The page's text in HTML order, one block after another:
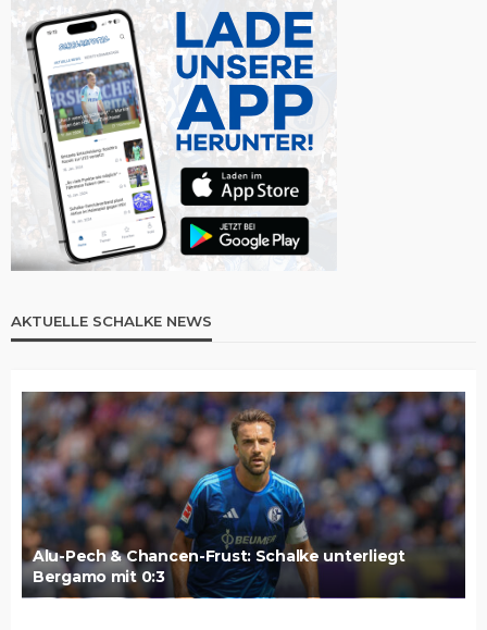
AKTUELLE SCHALKE NEWS
Alu-Pech & Chancen-Frust: Schalke unterliegt
Bergamo mit 0:3